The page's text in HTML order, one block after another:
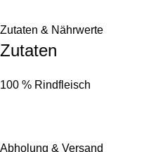
Zutaten & Nährwerte
Zutaten
100 % Rindfleisch
Abholung & Versand